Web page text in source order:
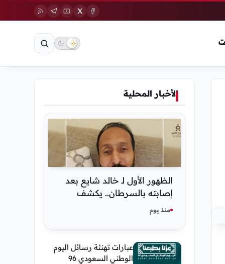
الأخبار المحلية
الظهور الأول لـ خالد شايع بعد
إصابته بالسرطان.. يكشف
تفاصيل مؤثرة عن رحلة العلاج
منذ يوم
عبارات تهنئة رسائل اليوم
الوطني السعودي 96